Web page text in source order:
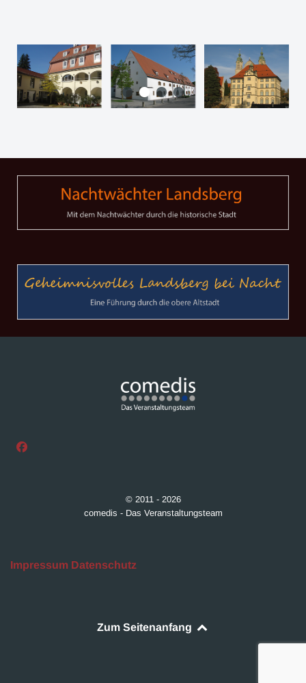
© 2011 - 2026
comedis - Das Veranstaltungsteam
Impressum Datenschutz
Zum Seitenanfang